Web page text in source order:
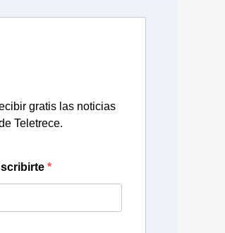
gratis las noticias
Teletrece.